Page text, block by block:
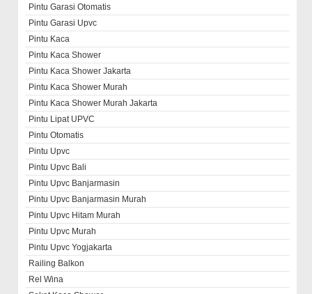
Pintu Garasi Otomatis
Pintu Garasi Upvc
Pintu Kaca
Pintu Kaca Shower
Pintu Kaca Shower Jakarta
Pintu Kaca Shower Murah
Pintu Kaca Shower Murah Jakarta
Pintu Lipat UPVC
Pintu Otomatis
Pintu Upvc
Pintu Upvc Bali
Pintu Upvc Banjarmasin
Pintu Upvc Banjarmasin Murah
Pintu Upvc Hitam Murah
Pintu Upvc Murah
Pintu Upvc Yogjakarta
Railing Balkon
Rel Wina